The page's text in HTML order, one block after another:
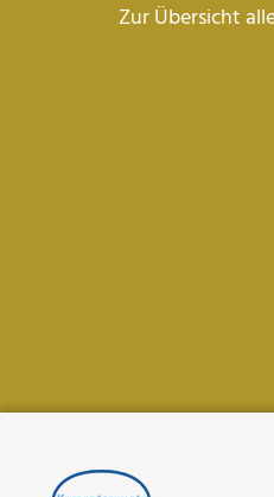
Zur Übersicht